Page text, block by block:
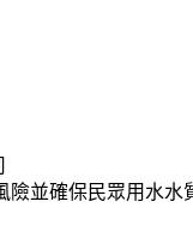
並確保民眾用水